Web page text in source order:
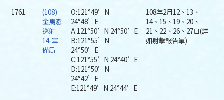
1761.
(108)
金馬澎
巡射
14-軍
備局
O:121°49’N
24°48’E
A:121°50’N 24°50’E
B:121°55’N
24°50’E
C:121°55’N 24°40’E
D:121°50’N
24°42’E
E:121°49’N 24°44’E
108年2月12、13、
14、15、19、20、
21、22、26、27日(詳
如射擊報告單)